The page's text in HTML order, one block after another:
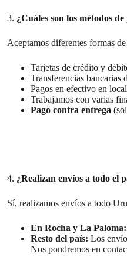
3. ¿Cuáles son los métodos
Aceptamos diferentes formas
Tarjetas de crédito y
Transferencias bancarias
Pagos en efectivo en
Trabajamos con varias
Pago contra entrega
4. ¿Realizan envíos a todo el
Sí, realizamos envíos a todo
En Rocha y La Paloma:
Resto del país: Los
Nos pondremos en